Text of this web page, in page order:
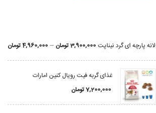
لانه پارچه ای گرد نیناپت 3,900,000تومان –
4,960,000تومان
غذای گربه فیت رویال کنین امارات
7,200,000تومان